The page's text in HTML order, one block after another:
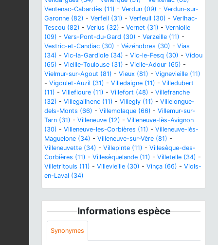
Ventenac-Cabardès (11) - Verdun (09) - Verdun-sur-
Garonne (82) - Verfeil (31) - Verfeuil (30) - Verlhac-
Tescou (82) - Verlus (32) - Vernet (31) - Verniolle
(09) - Vers-Pont-du-Gard (30) - Verzeille (11) -
Vestric-et-Candiac (30) - Vézénobres (30) - Vias
(34) - Vic-la-Gardiole (34) - Vic-le-Fesq (30) - Vidou
(65) - Vieille-Toulouse (31) - Vielle-Adour (65) -
Vielmur-sur-Agout (81) - Vieux (81) - Vignevieille (11)
- Vigoulet-Auzil (31) - Villedaigne (11) - Villedubert
(11) - Villefloure (11) - Villefort (48) - Villefranche
(32) - Villegailhenc (11) - Villegly (11) - Villelongue-
dels-Monts (66) - Villemolaque (66) - Villemur-sur-
Tarn (31) - Villeneuve (12) - Villeneuve-lès-Avignon
(30) - Villeneuve-les-Corbières (11) - Villeneuve-lès-
Maguelone (34) - Villeneuve-sur-Vère (81) -
Villeneuvette (34) - Villepinte (11) - Villesèque-des-
Corbières (11) - Villesèquelande (11) - Villetelle (34) -
Villetritouls (11) - Villevieille (30) - Vinça (66) - Viols-
en-Laval (34)
Informations espèce
Synonymes